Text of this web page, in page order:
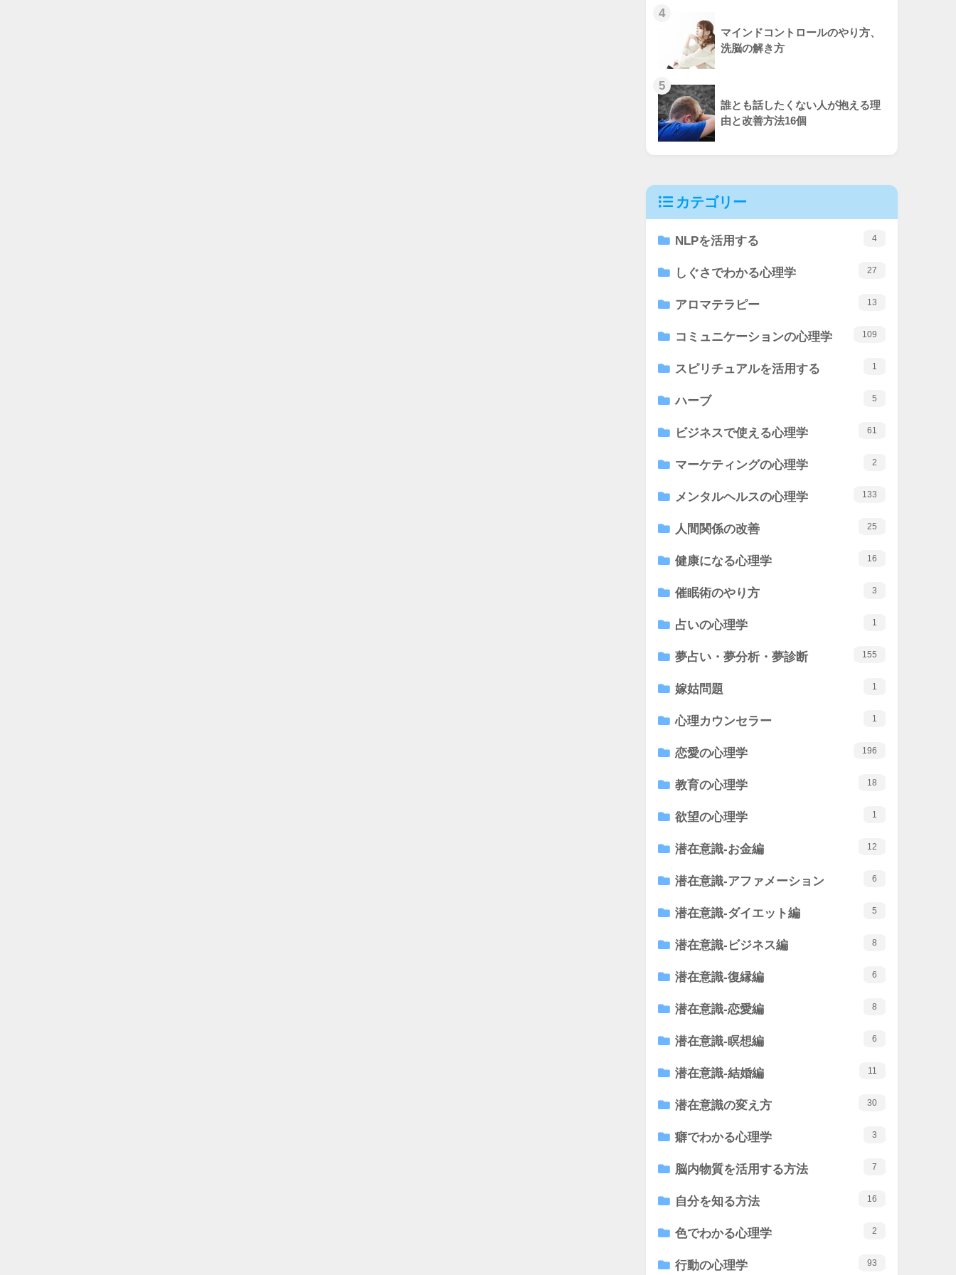
4
マインドコントロールのやり方、
洗脳の解き方
5
誰とも話したくない人が抱える理
由と改善方法16個
カテゴリー
NLPを活用する 4
しぐさでわかる心理学 27
アロマテラピー 13
コミュニケーションの心理学 109
スピリチュアルを活用する 1
ハーブ 5
ビジネスで使える心理学 61
マーケティングの心理学 2
メンタルヘルスの心理学 133
人間関係の改善 25
健康になる心理学 16
催眠術のやり方 3
占いの心理学 1
夢占い・夢分析・夢診断 155
嫁姑問題 1
心理カウンセラー 1
恋愛の心理学 196
教育の心理学 18
欲望の心理学 1
潜在意識-お金編 12
潜在意識-アファメーション 6
潜在意識-ダイエット編 5
潜在意識-ビジネス編 8
潜在意識-復縁編 6
潜在意識-恋愛編 8
潜在意識-瞑想編 6
潜在意識-結婚編 11
潜在意識の変え方 30
癖でわかる心理学 3
脳内物質を活用する方法 7
自分を知る方法 16
色でわかる心理学 2
行動の心理学 93